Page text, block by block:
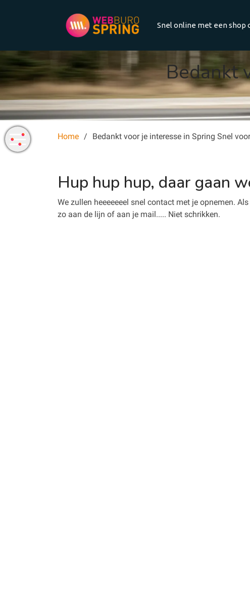
Snel online met een shop
Bedankt
Home Bedankt voor je interesse in Spring Snel
Hup hup hup, daar gaan
We zullen heeeeeeel snel contact met je opnemen.
zo aan de lijn of aan je mail..... Niet schrikken.